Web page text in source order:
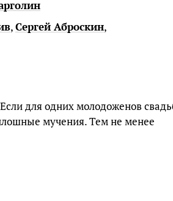
,Сергей Аброскин,
для одних молодоженов
мучения. Тем не менее